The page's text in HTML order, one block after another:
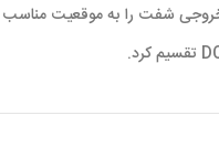
شفت را به موقعیت مناسب